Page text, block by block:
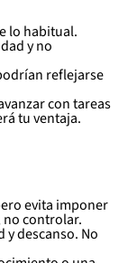
lo habitual.
y no
reflejarse
con tareas
tu ventaja.
evita imponer
no controlar.
descanso. No